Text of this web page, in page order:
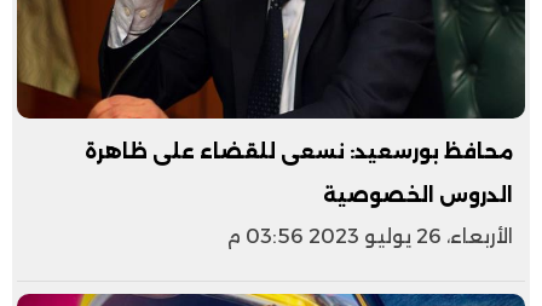
محافظ بورسعيد: نسعى للقضاء على ظاهرة
الدروس الخصوصية
الأربعاء، 26 يوليو 2023 03:56 م